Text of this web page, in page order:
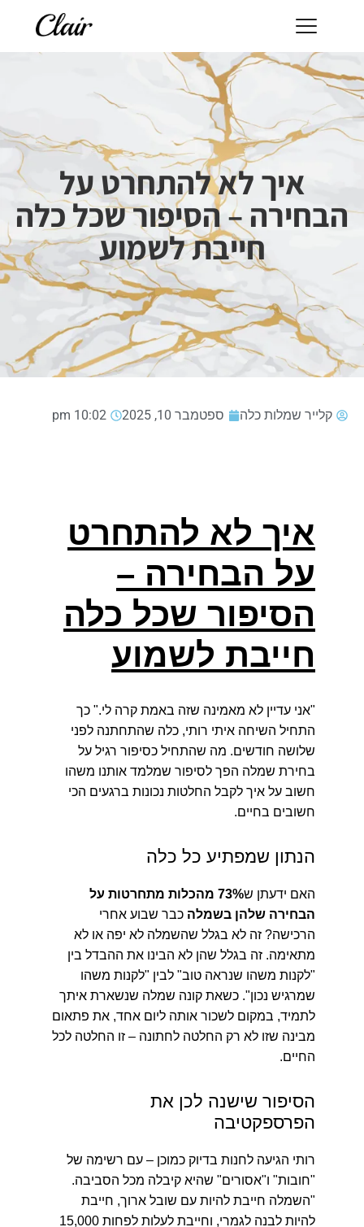
איך לא להתחרט על
הבחירה – הסיפור שכל כלה
חייבת לשמוע
קלייר שמלות כלה ספטמבר 10, 2025 10:02 pm
איך לא להתחרט
על הבחירה –
הסיפור שכל כלה
חייבת לשמוע
"אני עדיין לא מאמינה שזה באמת קרה לי." כך
התחיל השיחה איתי רותי, כלה שהתחתנה לפני
שלושה חודשים. מה שהתחיל כסיפור רגיל על
בחירת שמלה הפך לסיפור שמלמד אותנו משהו
חשוב על איך לקבל החלטות נכונות ברגעים הכי
חשובים בחיים.
הנתון שמפתיע כל כלה
האם ידעתן ש
73% מהכלות מתחרטות על
הבחירה שלהן בשמלה כבר שבוע אחרי
הרכישה? זה לא בגלל שהשמלה לא יפה או לא
מתאימה. זה בגלל שהן לא הבינו את ההבדל בין
"לקנות משהו שנראה טוב" לבין "לקנות משהו
שמרגיש נכון". כשאת קונה שמלה שנשארת איתך
לתמיד, במקום לשכור אותה ליום אחד, את פתאום
מבינה שזו לא רק החלטה לחתונה – זו החלטה לכל
החיים.
הסיפור שישנה לכן את
הפרספקטיבה
רותי הגיעה לחנות בדיוק כמוכן – עם רשימה של
"חובות" ו"אסורים" שהיא קיבלה מכל הסביבה.
"השמלה חייבת להיות עם שובל ארוך, חייבת
להיות לבנה לגמרי, וחייבת לעלות לפחות 15,000